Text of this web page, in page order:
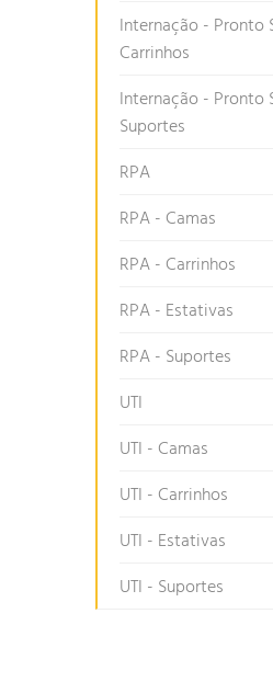
Internação - Pronto
Carrinhos
Internação - Pronto
Suportes
RPA
RPA - Camas
RPA - Carrinhos
RPA - Estativas
RPA - Suportes
UTI
UTI - Camas
UTI - Carrinhos
UTI - Estativas
UTI - Suportes